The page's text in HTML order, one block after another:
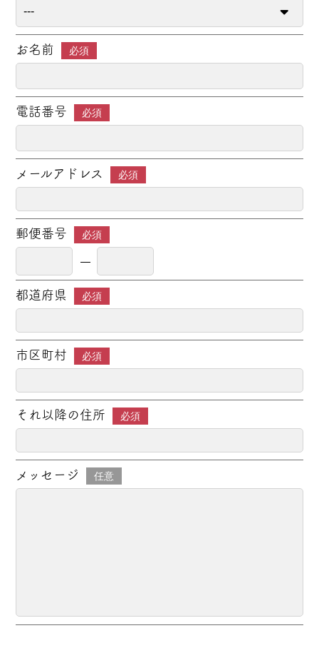
お名前 必須
電話番号 必須
メールアドレス 必須
郵便番号 必須
都道府県 必須
市区町村 必須
それ以降の住所 必須
メッセージ 任意